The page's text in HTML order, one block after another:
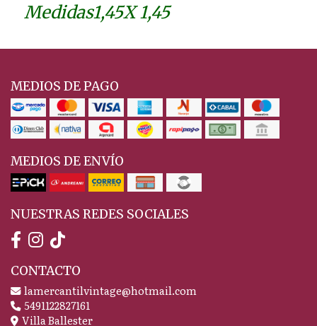
Medidas1,45X 1,45
MEDIOS DE PAGO
MEDIOS DE ENVÍO
NUESTRAS REDES SOCIALES
CONTACTO
lamercantilvintage@hotmail.com
5491122827161
Villa Ballester